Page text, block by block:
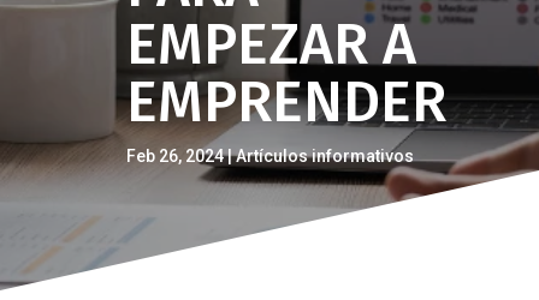
EMPEZAR A
EMPRENDER
Feb 26, 2024 Artículos informativos